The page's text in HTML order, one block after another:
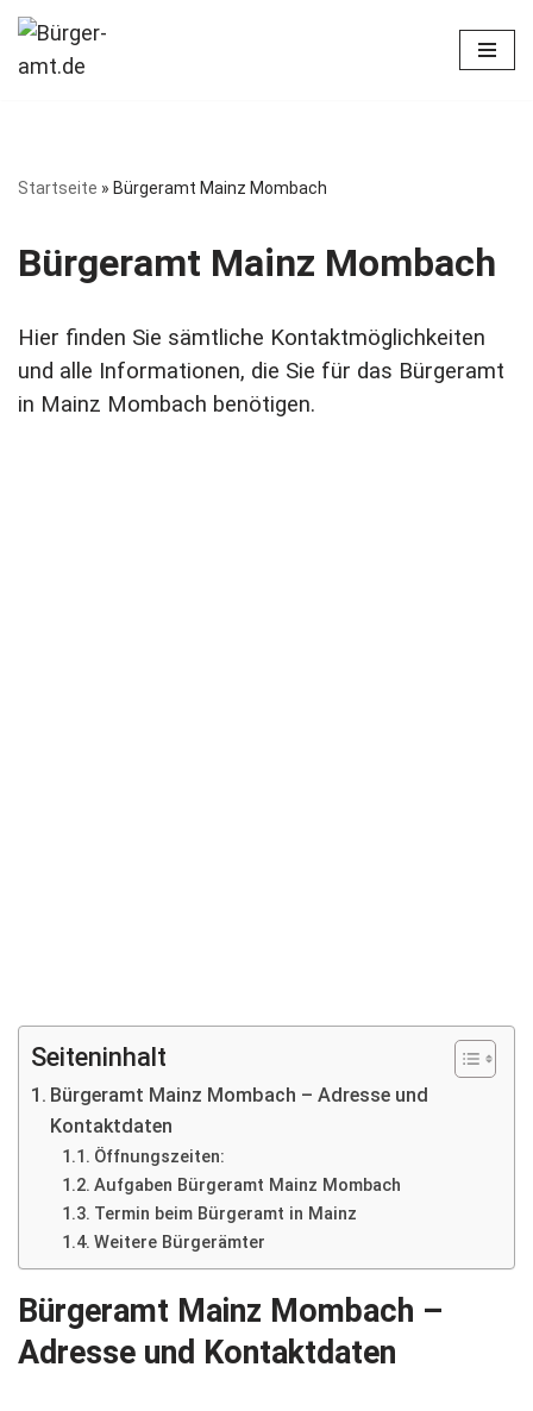
Zum
Startseite » Bürgeramt Mainz Mombach
Bürgeramt Mainz Mombach
Hier finden Sie sämtliche Kontaktmöglichkeiten
und alle Informationen, die Sie für das Bürgeramt
in Mainz Mombach benötigen.
Seiteninhalt
Bürgeramt Mainz Mombach – Adresse und
Kontaktdaten
Öffnungszeiten:
Aufgaben Bürgeramt Mainz Mombach
Termin beim Bürgeramt in Mainz
Weitere Bürgerämter
Bürgeramt Mainz Mombach –
Adresse und Kontaktdaten